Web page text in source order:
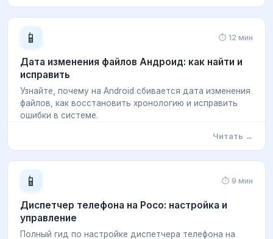
📱 ⏱ 12 мин
Дата изменения файлов Андроид: как найти и
исправить
Узнайте, почему на Android сбивается дата изменения
файлов, как восстановить хронологию и исправить
ошибки в системе.
Читать →
📱 ⏱ 9 мин
Диспетчер телефона на Росо: настройка и
управление
Полный гид по настройке диспетчера телефона на